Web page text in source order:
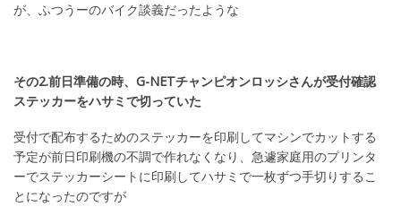
が、ふつうーのバイク談義だったような
その2.前日準備の時、G-NETチャンピオンロッシさんが受付確認
ステッカーをハサミで切っていた
受付で配布するためのステッカーを印刷してマシンでカットする
予定が前日印刷機の不調で作れなくなり、急遽家庭用のプリンタ
ーでステッカーシートに印刷してハサミで一枚ずつ手切りするこ
とになったのですが